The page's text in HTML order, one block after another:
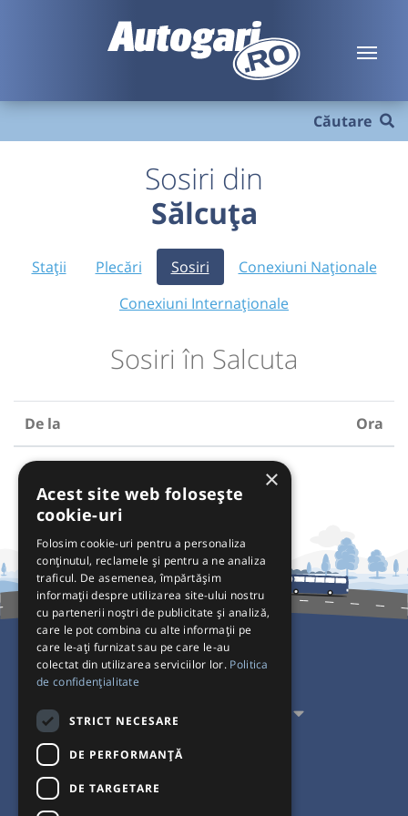
Căutare
Sosiri din
Sălcuța
Stații Plecări Sosiri
Conexiuni Naționale
Conexiuni Internaționale
Sosiri în Salcuta
De la Ora
Pentru Călători
Pentru Transportatori
Interacționăm
Acceptăm plăți cu
×
Acest site web folosește
cookie-uri
Folosim cookie-uri pentru a personaliza
conținutul, reclamele și pentru a ne analiza
traficul. De asemenea, împărtășim
informații despre utilizarea site-ului nostru
cu partenerii noștri de publicitate și analiză,
care le pot combina cu alte informații pe
care le-ați furnizat sau pe care le-au
colectat din utilizarea serviciilor lor. Politica
de confidențialitate
STRICT NECESARE
DE PERFORMANȚĂ
DE TARGETARE